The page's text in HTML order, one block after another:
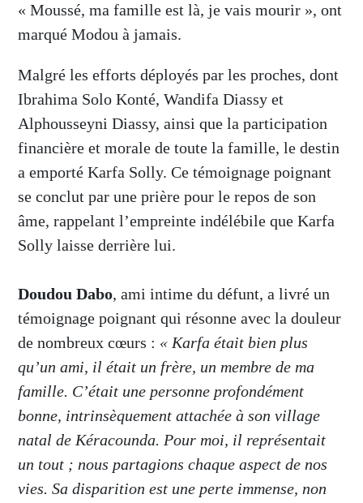
« Moussé, ma famille est là, je vais mourir », ont
marqué Modou à jamais.
Malgré les efforts déployés par les proches, dont
Ibrahima Solo Konté, Wandifa Diassy et
Alphousseyni Diassy, ainsi que la participation
financière et morale de toute la famille, le destin
a emporté Karfa Solly. Ce témoignage poignant
se conclut par une prière pour le repos de son
âme, rappelant l’empreinte indélébile que Karfa
Solly laisse derrière lui.
Doudou Dabo, ami intime du défunt, a livré un
témoignage poignant qui résonne avec la douleur
de nombreux cœurs : « Karfa était bien plus
qu’un ami, il était un frère, un membre de ma
famille. C’était une personne profondément
bonne, intrinsèquement attachée à son village
natal de Kéracounda. Pour moi, il représentait
un tout ; nous partagions chaque aspect de nos
vies. Sa disparition est une perte immense, non